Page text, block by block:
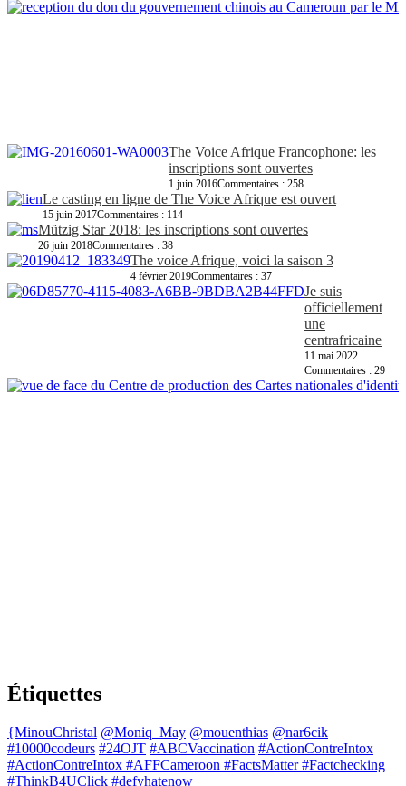
The Voice Afrique Francophone: les
inscriptions sont ouvertes
1 juin 2016Commentaires : 258
Le casting en ligne de The Voice Afrique est ouvert
15 juin 2017Commentaires : 114
Mützig Star 2018: les inscriptions sont ouvertes
26 juin 2018Commentaires : 38
The voice Afrique, voici la saison 3
4 février 2019Commentaires : 37
Je suis
officiellement
une
centrafricaine
11 mai 2022
Commentaires : 29
Étiquettes
{MinouChristal @Moniq_May @mouenthias @nar6cik
#10000codeurs #24OJT #ABCVaccination #ActionContreIntox
#ActionContreIntox #AFFCameroon #FactsMatter #Factchecking
#ThinkB4UClick #defyhatenow